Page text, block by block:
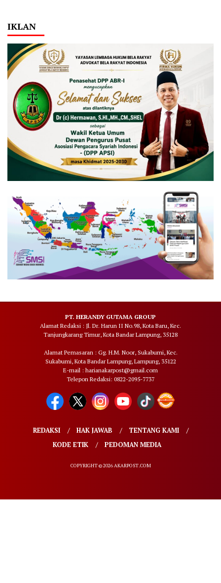
IKLAN
PT. HERANDY GUTAMA GROUP
Alamat Redaksi : Jl. Dr. Harun II No.98, Kota Baru, Kec.
Tanjungkarang Timur, Kota Bandar Lampung, 35128
Alamat Pemasaran : Gg. H.M. Noor, Sukabumi, Kec.
Sukabumi, Kota Bandar Lampung, Lampung, 35122
E-mail : harianakarpost@gmail.com
Telepon Redaksi: 0822-2095-7737
REDAKSI HAK JAWAB
TENTANG KAMI
KODE ETIK
PEDOMAN MEDIA
COPYRIGHT © 2026 AKARPOST.COM